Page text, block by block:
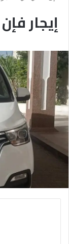
إيجار